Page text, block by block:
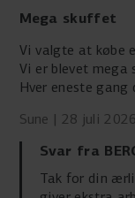
Mega skuffet
Vi valgte at købe
Vi er blevet mega
Hver eneste
Sune 28 juli 2026
Svar fra
Tak for din